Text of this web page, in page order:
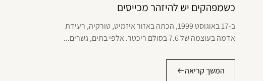
כשמפהקים יש להיזהר מכייסים
ב-17 באוגוסט 1999, הכתה באזור איזמיט, טורקיה, רעידת
אדמה בעוצמה של 7.6 בסולם ריכטר. אלפי בתים, גשרים...
המשך קריאה